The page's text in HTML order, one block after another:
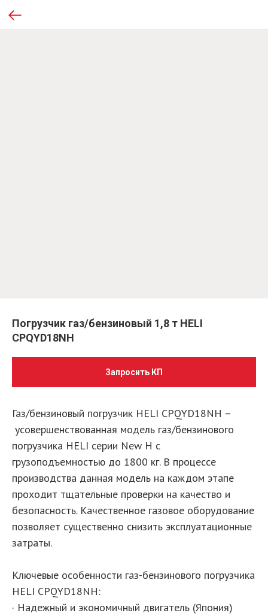
Погрузчик газ/бензиновый 1,8 т HELI
CPQYD18NH
Запросить КП
Газ/бензиновый погрузчик HELI CPQYD18NH –
усовершенствованная модель газ/бензинового
погрузчика HELI серии New H с
грузоподъемностью до 1800 кг. В процессе
производства данная модель на каждом этапе
проходит тщательные проверки на качество и
безопасность. Качественное газовое оборудование
позволяет существенно снизить эксплуатационные
затраты.
Ключевые особенности газ-бензинового погрузчика
HELI CPQYD18NH:
· Надежный и экономичный двигатель (Япония)